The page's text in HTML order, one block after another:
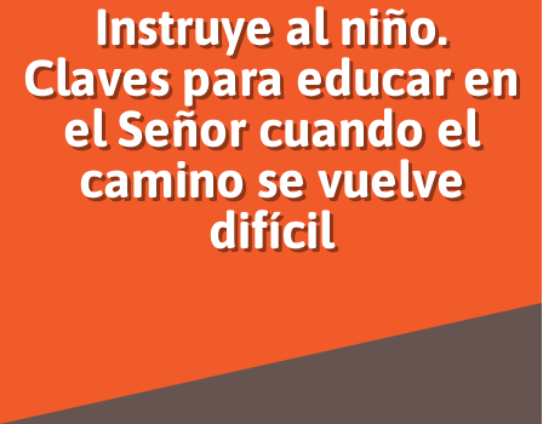
Instruye al niño.
Claves para educar en
el Señor cuando el
camino se vuelve
difícil